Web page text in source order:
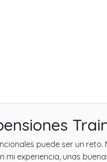
puede ser un reto.
experiencia, unas